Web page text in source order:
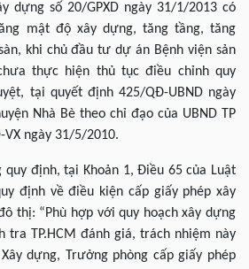
dựng số 20/GPXD ngày 31/1/2013 có
mật độ xây dựng, tăng tầng, tăng
khi chủ đầu tư dự án Bệnh viện sản
thực hiện thủ tục điều chỉnh quy
tại quyết định 425/QĐ-UBND ngày
Nhà Bè theo chỉ đạo của UBND TP
VX ngày 31/5/2010.
quy định, tại Khoản 1, Điều 65 của Luật
định về điều kiện cấp giấy phép xây
thị: “Phù hợp với quy hoạch xây dựng
tra TP.HCM đánh giá, trách nhiệm này
dựng, Trưởng phòng cấp giấy phép